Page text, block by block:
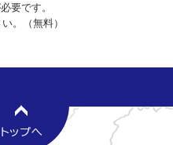
要です。
。（無料）